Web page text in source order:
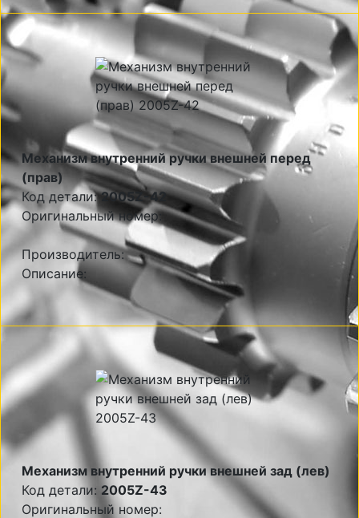
Механизм внутренний ручки внешней перед
(прав)
Код детали:2005Z-42
Оригинальный номер:
Производитель:
Описание:
Механизм внутренний ручки внешней зад (лев)
Код детали: 2005Z-43
Оригинальный номер: